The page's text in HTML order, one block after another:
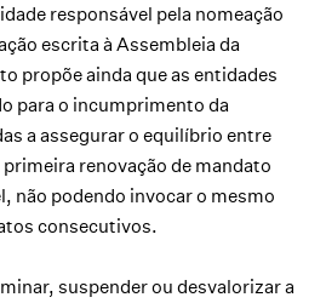
responsável pela nomeação
escrita à Assembleia da
propõe ainda que as entidades
para o incumprimento da
a assegurar o equilíbrio entre
renovação de mandato
não podendo invocar o mesmo
consecutivos.
suspender ou desvalorizar a